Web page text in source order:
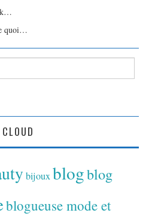
quoi…
CLOUD
bijoux blogblog
blogueuse mode et